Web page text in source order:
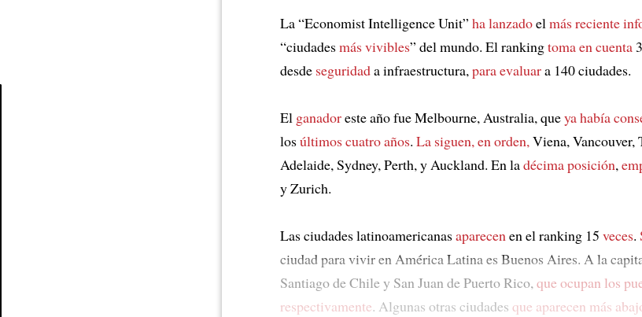
La “Economist Intelligence Unit” ha lanzadoelmás reciente
“ciudadesmás vivibles” del mundo. El rankingtoma en cuenta
desde seguridada infraestructura,para evaluara 140 ciudades.
El ganadoreste año fue Melbourne, Australia, queya había
losúltimos cuatro años. La siguen, en orden,Viena, Vancouver,
Adelaide, Sydney, Perth, y Auckland. En ladécima posición,
y Zurich.
Las ciudades latinoamericanasaparecenen el ranking 15 veces.
ciudad para vivir en América Latina es Buenos Aires. A la
Santiago de Chile y San Juan de Puerto Rico,que ocupan los
respectivamente. Algunas otras ciudades que aparecen más